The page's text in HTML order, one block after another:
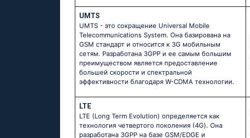
UMTS
UMTS - это сокращение Universal Mobile
Telecommunications System. Она базирована на
GSM стандарт и относится к 3G мобильным
сетям. Разработана 3GPP и ее самым большим
преимуществом является предоставление
большей скорости и спектральной
эффективности благодаря W-CDMA технологии.
LTE
LTE (Long Term Evolution) определяется как
технология четвертого поколения (4G). Она
разработана 3GPP на базе GSM/EDGE и